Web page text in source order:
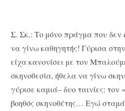
Σ. Σκ.: Το μόνο πράγμα που δεν
να γίνω καθηγητής! Γύρισα
είχα κανονίσει με τον
σκηνοθεσία, ήθελα να γίνω
γύρισε καμιά– δυο ταινίες:
βοηθός σκηνοθέτης… Εγώ